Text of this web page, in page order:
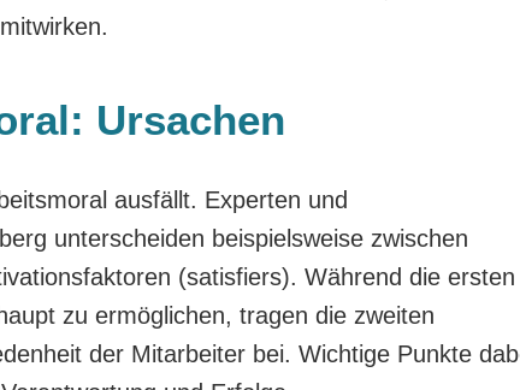
Ursachen
ausfällt. Experten und
unterscheiden beispielsweise zwischen
(satisfiers). Während die ersten
zu ermöglichen, tragen die zweiten
der Mitarbeiter bei. Wichtige Punkte